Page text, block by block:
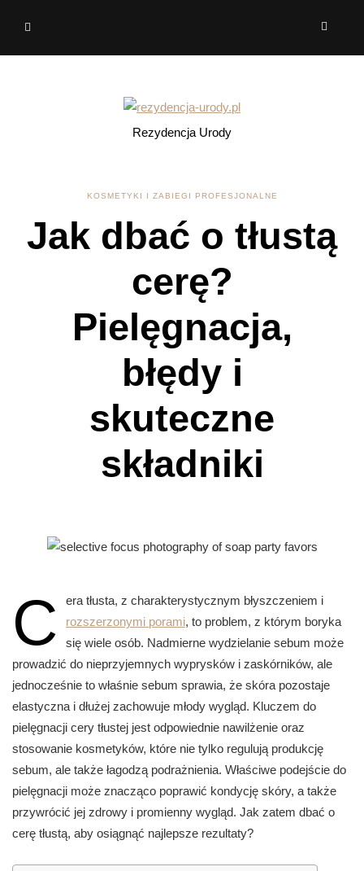
Rezydencja Urody
KOSMETYKI I ZABIEGI PROFESJONALNE
Jak dbać o tłustą
cerę?
Pielęgnacja,
błędy i
skuteczne
składniki
C
era tłusta, z charakterystycznym błyszczeniem i
rozszerzonymi porami, to problem, z którym boryka
się wiele osób. Nadmierne wydzielanie sebum może
prowadzić do nieprzyjemnych wyprysków i zaskórników, ale
jednocześnie to właśnie sebum sprawia, że skóra pozostaje
elastyczna i dłużej zachowuje młody wygląd. Kluczem do
pielęgnacji cery tłustej jest odpowiednie nawilżenie oraz
stosowanie kosmetyków, które nie tylko regulują produkcję
sebum, ale także łagodzą podrażnienia. Właściwe podejście do
pielęgnacji może znacząco poprawić kondycję skóry, a także
przywrócić jej zdrowy i promienny wygląd. Jak zatem dbać o
cerę tłustą, aby osiągnąć najlepsze rezultaty?